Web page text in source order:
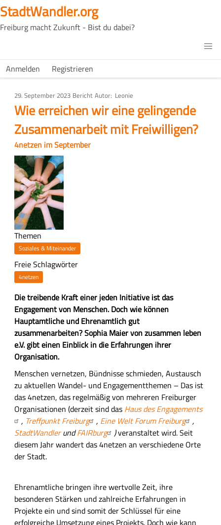
Direkt
zum
Inhalt
StadtWandler.org
Freiburg macht Zukunft - Bist du dabei?
Main
H4C
USER
Anmelden Registrieren
29. September 2023 Art
des
Artikels
Bericht Autor Leonie
Wie erreichen wir eine gelingende
Zusammenarbeit mit Freiwilligen?
4netzen im September
Bild
Themen
Soziales & Miteinander
Freie Schlagwörter
4netzen
Z
u
s
a
m
m
e
n
f
a
s
s
u
n
g
Die treibende Kraft einer jeden Initiative ist das
Engagement von Menschen. Doch wie können
Hauptamtliche und Ehrenamtlich gut
zusammenarbeiten? Sophia Maier von zusammen leben
e.V. gibt einen Einblick in die Erfahrungen ihrer
Organisation.
H
a
u
p
t
-
I
n
l
t
s
Menschen vernetzen, Bündnisse schmieden, Austausch
zu aktuellen Wandel- und Engagementthemen – Das ist
das 4netzen, das regelmäßig von mehreren Freiburger
Organisationen (derzeit sind das Haus des Engagements
, Treffpunkt Freiburg , Eine Welt Forum Freiburg
,
StadtWandlerundFAIRburg )veranstaltet wird. Seit
diesem Jahr wandert das 4netzen an verschiedene Orte
der Stadt.
Ehrenamtliche bringen ihre wertvolle Zeit, ihre
besonderen Stärken und zahlreiche Erfahrungen in
Projekte ein und sind somit der Schlüssel für eine
erfolgreiche Umsetzung eines Projekts. Doch wie kann